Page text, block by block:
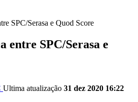
SPC/Serasa e Quod Score
entre SPC/Serasa e
Ultima atualização 31 dez 2020 16:22